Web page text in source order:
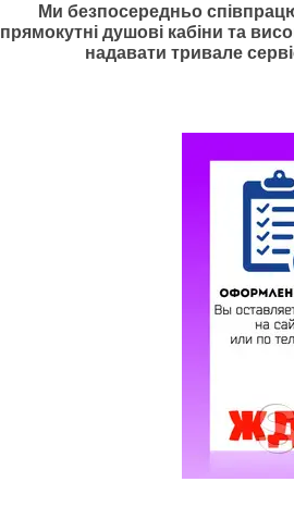
Ми безпосередньо
прямокутні душові кабіни та
надавати тривале